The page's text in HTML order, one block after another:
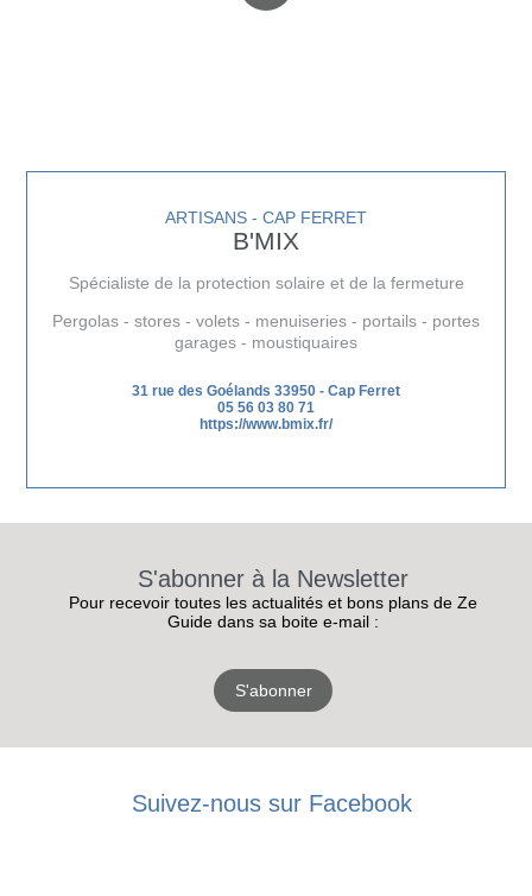
ARTISANS - CAP FERRET
B'MIX
Spécialiste de la protection solaire et de la fermeture
Pergolas - stores - volets - menuiseries - portails - portes
garages - moustiquaires
31 rue des Goélands 33950 - Cap Ferret
05 56 03 80 71
https://www.bmix.fr/
S'abonner à la Newsletter
Pour recevoir toutes les actualités et bons plans de Ze
Guide dans sa boite e-mail :
S'abonner
Suivez-nous sur Facebook